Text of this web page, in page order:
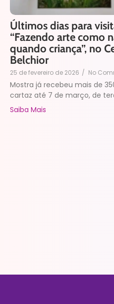
Últimos dias para
“Fazendo arte como
quando criança”, no
Belchior
25 de fevereiro de 2026 / No
Mostra já recebeu mais de
cartaz até 7 de março, de
Saiba Mais